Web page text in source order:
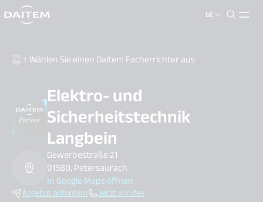
DE
search.label
Wählen Sie einen Daitem Facherrichter aus
Elektro- und
Sicherheitstechnik
Langbein
Gewerbestraße 21
91580, Petersaurach
In Google Maps öffnen
Angebot anfordern Jetzt anrufen